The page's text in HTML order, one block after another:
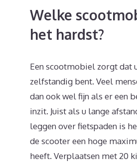
Welke
het hardst?
Een scootmobiel zorgt dat
zelfstandig bent. Veel
dan ook wel fijn als er een
inzit. Juist als u lange
leggen over fietspaden is
de scooter een hoge
heeft. Verplaatsen met 20